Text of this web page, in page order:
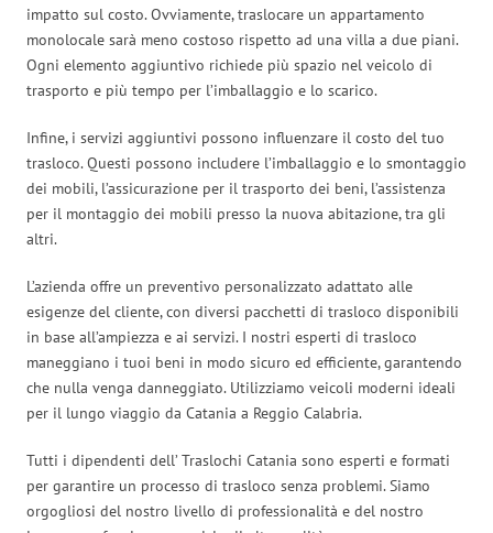
impatto sul costo. Ovviamente, traslocare un appartamento
monolocale sarà meno costoso rispetto ad una villa a due piani.
Ogni elemento aggiuntivo richiede più spazio nel veicolo di
trasporto e più tempo per l’imballaggio e lo scarico.
Infine, i servizi aggiuntivi possono influenzare il costo del tuo
trasloco. Questi possono includere l’imballaggio e lo smontaggio
dei mobili, l’assicurazione per il trasporto dei beni, l’assistenza
per il montaggio dei mobili presso la nuova abitazione, tra gli
altri.
L’azienda offre un preventivo personalizzato adattato alle
esigenze del cliente, con diversi pacchetti di trasloco disponibili
in base all’ampiezza e ai servizi. I nostri esperti di trasloco
maneggiano i tuoi beni in modo sicuro ed efficiente, garantendo
che nulla venga danneggiato. Utilizziamo veicoli moderni ideali
per il lungo viaggio da Catania a Reggio Calabria.
Tutti i dipendenti dell’ Traslochi Catania sono esperti e formati
per garantire un processo di trasloco senza problemi. Siamo
orgogliosi del nostro livello di professionalità e del nostro